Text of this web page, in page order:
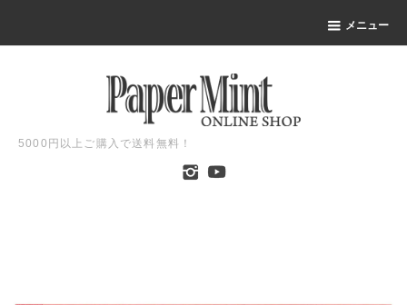
メニュー
5000円以上ご購入で送料無料！